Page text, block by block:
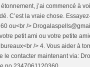
j’ai commencé à
C’est la vraie chose.
ou<br />
petit ami ou votre petite
/> 4. Vous aider à
le contacter maintenant via: